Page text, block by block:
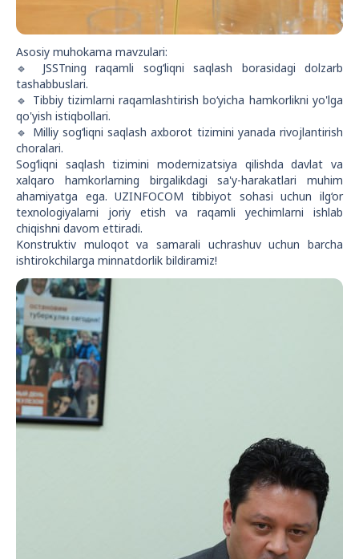
Asosiy muhokama mavzulari:
🔹 JSSTning raqamli sog‘liqni saqlash borasidagi dolzarb
tashabbuslari.
🔹 Tibbiy tizimlarni raqamlashtirish bo‘yicha hamkorlikni yo'lga
qo'yish istiqbollari.
🔹 Milliy sog‘liqni saqlash axborot tizimini yanada rivojlantirish
choralari.
Sog‘liqni saqlash tizimini modernizatsiya qilishda davlat va
xalqaro hamkorlarning birgalikdagi sa'y-harakatlari muhim
ahamiyatga ega. UZINFOCOM tibbiyot sohasi uchun ilg‘or
texnologiyalarni joriy etish va raqamli yechimlarni ishlab
chiqishni davom ettiradi.
Konstruktiv muloqot va samarali uchrashuv uchun barcha
ishtirokchilarga minnatdorlik bildiramiz!